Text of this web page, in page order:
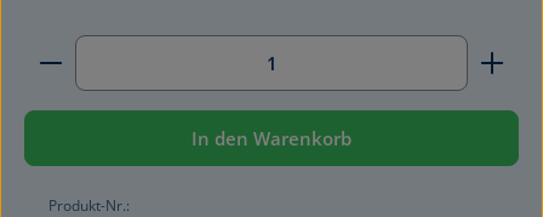
Produkt Anzahl: Gib den gewünschten Wert ein
In den Warenkorb
Produkt-Nr.: